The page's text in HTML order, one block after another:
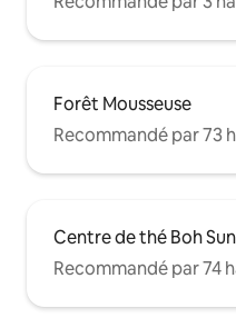
Forêt Mousseuse
Recommandé par 73
Centre de thé Boh
Recommandé par 74